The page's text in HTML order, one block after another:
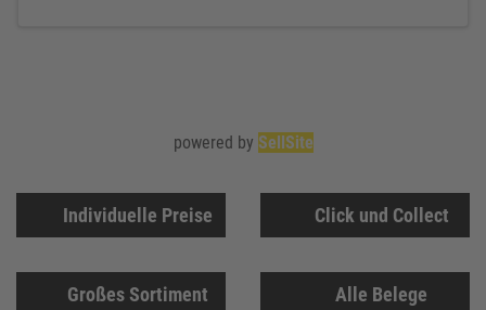
Individuelle Preise Click und Collect
Großes Sortiment Alle Belege
powered by SellSite